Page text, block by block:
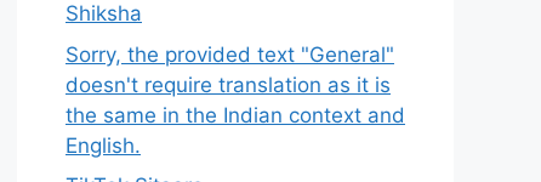
Shiksha
Sorry, the provided text "General"
doesn't require translation as it is
the same in the Indian context and
English.